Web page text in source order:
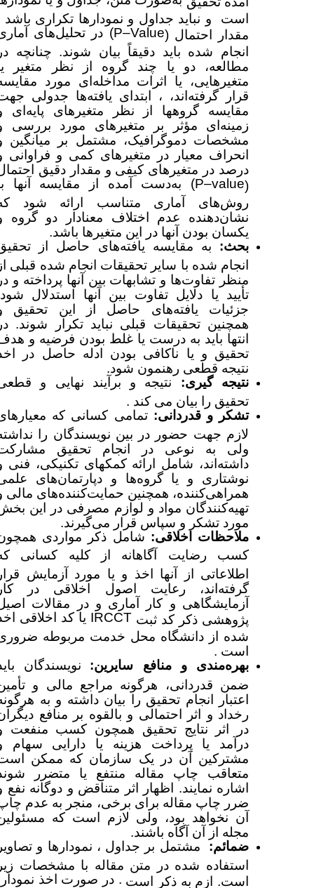
است و نباید جداول و نمودارها تکراری باشد .
مقدار احتمال (
P–Value) در تحلیل‌های آماری
انجام شده باید دقیقاً بیان شوند. چنانچه در
مطالعه، دو یا چند گروه از نظر متغیر یا
متغیرهایی، یا اثرات مداخله‌ای مورد مقایسه
قرار گرفته‌اند، ، ابتدای یافته‌ها جدولی جهت
مقایسه گروهها از نظر متغیرهای پایه‌ای و
زمینه‌ای مؤثر بر متغیرهای مورد بررسی و
مشخصات دموگرافیک، مشتمل بر میانگین و
انحراف معیار در متغیرهای کمی و فراوانی و
درصد در متغیرهای کیفی و مقدار دقیق احتمال
P–value) به‌دست آمده از مقایسه آنها با
روش‌های آماری متناسب ارائه شود که
نشان‌دهنده عدم اختلاف معنادار دو گروه و
یکسان بودن آنها در این متغیرها باشد.
بحث:به مقایسهیافته‌های حاصل از تحقیق
انجام شده با سایر تحقیقات انجام شده قبلی از
منظر تفاوت‌ها و تشابهات بین آنها پرداخته و در
تأیید یا دلایل تفاوت بین آنها استدلال شود.
جزئیات یافته‌های حاصل از این تحقیق و
همچنین تحقیقات قبلی نباید تکرار شوند. در
انتها باید به درست یا غلط بودن فرضیه و هدف
تحقیق و یا ناکافی بودن ادله حاصل در اخذ
نتیجه قطعی رهنمون شود.
نتیجه گیری:نتیجه و برآیند نهایی و قطعی
تحقیق را بیان می کند .
تشکر و قدردانی:تمامیکسانی که معیارهای
لازم جهت حضور در بین نویسندگان را نداشته
ولی به نوعی در انجام تحقیق مشارکت
داشته‌اند، شامل ارائه کمکهای تکنیکی، فنی و
نوشتاری و یا گروه‌ها و دپارتمان‌های علمی
همراهی‌کننده، همچنین حمایت‌کننده‌های مالی و
تهیه‌کنندگان مواد و لوازم مصرفی در این بخش
مورد تشکر و سپاس قرار می‌گیرند.
ملاحظات اخلاقی:شامل ذکر مواردی همچون
کسب رضایت آگاهانه از کلیه کسانی که
اطلاعاتی از آنها اخذ و یا مورد آزمایش قرار
گرفته‌اند، رعایت اصول اخلاقی در کار
آزمایشگاهی و کار آماری و در مقالات اصیل
پژوهشی ذکر کد ثبتIRCCTیا کد اخلاقی اخذ
شده از دانشگاه محل خدمت مربوطه ضروری
است .
بهره‌مندی و منافع سایرین: نویسندگان باید
ضمن قدردانی، هرگونه مراجع مالی و تأمین
اعتبار انجام تحقیق را بیان داشته و به هرگونه
رخداد و اثر احتمالی و بالقوه بر منافع دیگران
در اثر نتایج تحقیق همچون کسب منفعت و
درآمد یا پرداخت هزینه یا دارایی سهام و
مشترکین آن در یک سازمان که ممکن است
متعاقب چاپ مقاله منتفع یا متضرر شوند
اشاره نمایند. اظهار اثر متناقض و دوگانه نفع و
ضرر چاپ مقاله برای برخی،‌ منجر به عدم چاپ
آن نخواهد بود، ولی لازم است که مسئولین
مجله از آن آگاه باشند.
ضمائم:مشتمل بر جداول ، نمودارها و تصاویر
استفاده شده در متن مقاله با مشخصات زیر
است. ازم به ذکر است. در صورت اخذ نمودار،